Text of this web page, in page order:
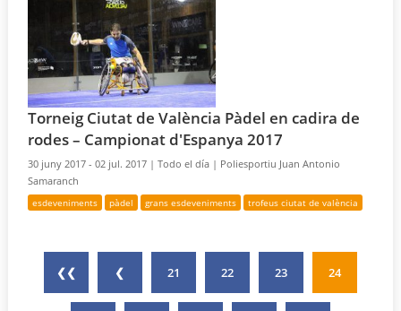
Torneig Ciutat de València Pàdel en cadira de
rodes – Campionat d'Espanya 2017
30 juny 2017 - 02 jul. 2017 |Todo el día | Poliesportiu Juan Antonio
Samaranch
esdeveniments pàdel grans esdeveniments trofeus ciutat de valència
❮❮ ❮ 21 22 23 24